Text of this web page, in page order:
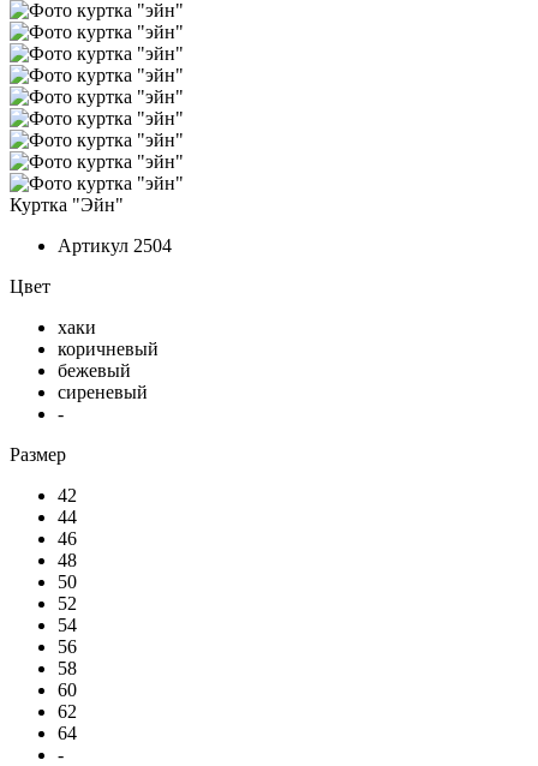
Куртка "Эйн"
Артикул 2504
Цвет
хаки
коричневый
бежевый
сиреневый
-
Размер
42
44
46
48
50
52
54
56
58
60
62
64
-